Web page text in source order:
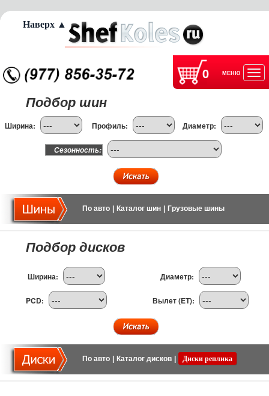
0 МЕНЮ
Подбор шин
Ширина: Профиль: Диаметр:
Сезонность:
По авто Каталог шин Грузовые шины
Подбор дисков
Ширина: Диаметр:
PCD: Вылет (ET):
По авто Каталог дисков Диски реплика
Наверх ▲